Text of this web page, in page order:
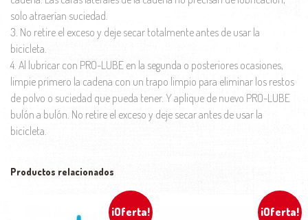
solo atraerían suciedad.
3. No retire el exceso y deje secar totalmente antes de usar la
bicicleta.
4. Al lubricar con PRO-LUBE en la segunda o posteriores ocasiones,
limpie primero la cadena con un trapo limpio para eliminar los restos
de polvo o suciedad que pueda tener. Y aplique de nuevo PRO-LUBE
bulón a bulón. No retire el exceso y deje secar antes de usar la
bicicleta.
Productos relacionados
¡Oferta! ¡Oferta!